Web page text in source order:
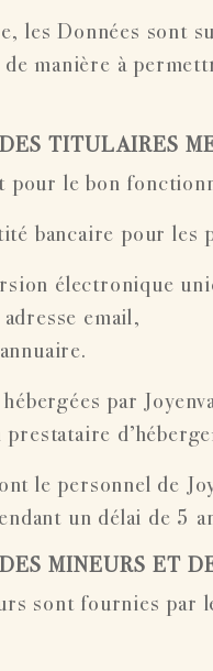
les Données sont
manière à
TITULAIRES
pour le bon
bancaire pour
électronique
email,
par
le personnel de
un délai de 5
MINEURS ET
sont fournies par